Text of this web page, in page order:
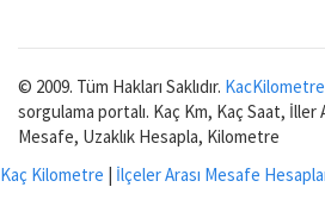
© 2009. Tüm Hakları Saklıdır.
sorgulama portalı. Kaç Km, Kaç Saat, İller
Mesafe, Uzaklık Hesapla, Kilometre
Kaç Kilometre | İlçeler Arası Mesafe